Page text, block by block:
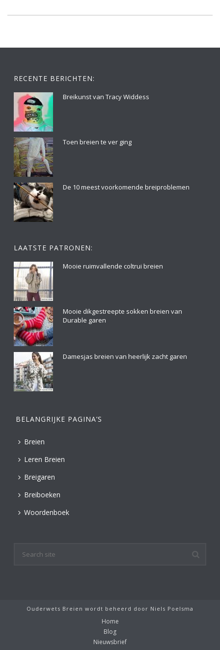
RECENTE BERICHTEN:
Breikunst van Tracy Widdess
Toen breien te ver ging
De 10 meest voorkomende breiproblemen
LAATSTE PATRONEN:
Mooie ruimvallende coltrui breien
Mooie dikgestreepte sokken breien van
Durable garen
Damesjas breien van heerlijk zacht garen
BELANGRIJKE PAGINA’S
Breien
Leren Breien
Breigaren
Breiboeken
Woordenboek
Ouderwets Breien wordt beheerd door Niels Poelsma
Home
Blog
Nieuwsbrief